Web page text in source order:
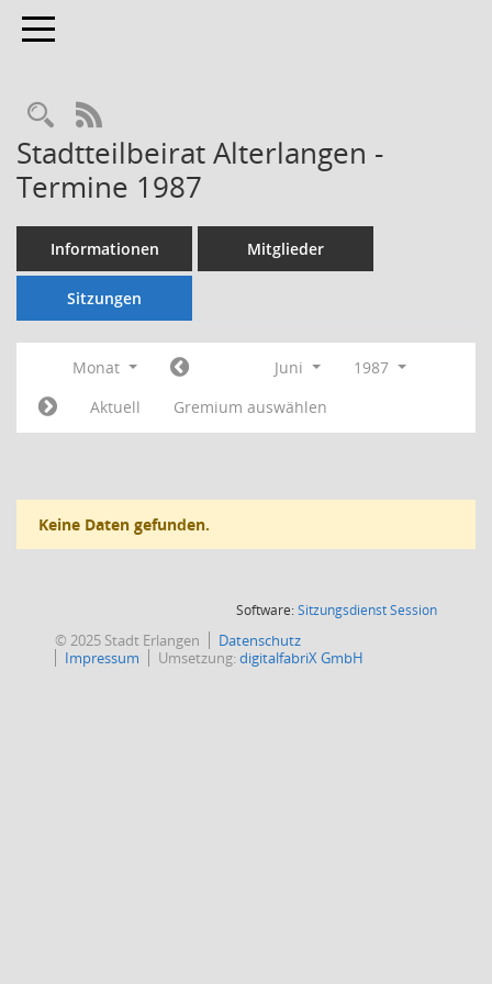
Toggle navigation
Rechercheauswahl
RSS-Feed
Stadtteilbeirat Alterlangen -
Termine 1987
Informationen Mitglieder
Sitzungen
Monat Juni
1987
Aktuell
Gremium auswählen
Keine Daten gefunden.
Software:SitzungsdienstSession(Wird in
© 2025 Stadt Erlangen
Datenschutz
Impressum
Umsetzung:digitalfabriX GmbH